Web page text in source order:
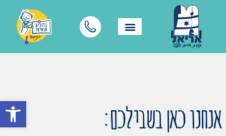
פתח אנחנו כאן בשבילכם: